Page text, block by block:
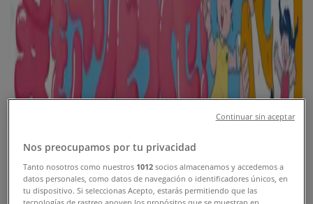
新規
イオン
8/9 日まで有効新潟市
Nos preocupamos por tu privacidad
Tanto nosotros como nuestros 1012 socios almacenamos y accedemos a
datos personales, como datos de navegación o identificadores únicos, en
tu dispositivo. Si seleccionas Acepto, estarás permitiendo que las
Continuar sin aceptar